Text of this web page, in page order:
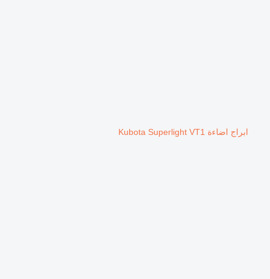
ابراج اضاءة Kubota Superlight VT1